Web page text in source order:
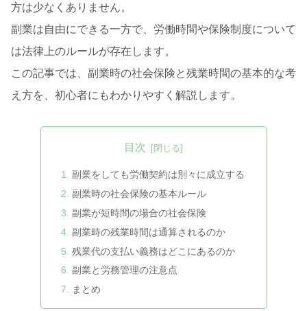
方は少なくありません。
副業は自由にできる一方で、労働時間や保険制度について
は法律上のルールが存在します。
この記事では、副業時の社会保険と残業時間の基本的な考
え方を、初心者にもわかりやすく解説します。
目次
副業をしても労働契約は別々に成立する
副業時の社会保険の基本ルール
副業が短時間の場合の社会保険
副業時の残業時間は通算されるのか
残業代の支払い義務はどこにあるのか
副業と労務管理の注意点
まとめ